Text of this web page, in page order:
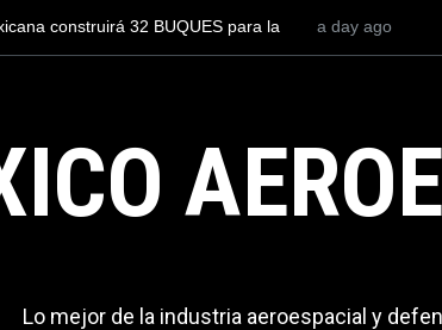
para la
Entrenar a un piloto para volar los
a day ago
Lo mejor de la industria aeroespacial y